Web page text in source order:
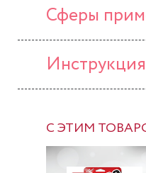
Сферы
Инструкция
С ЭТИМ